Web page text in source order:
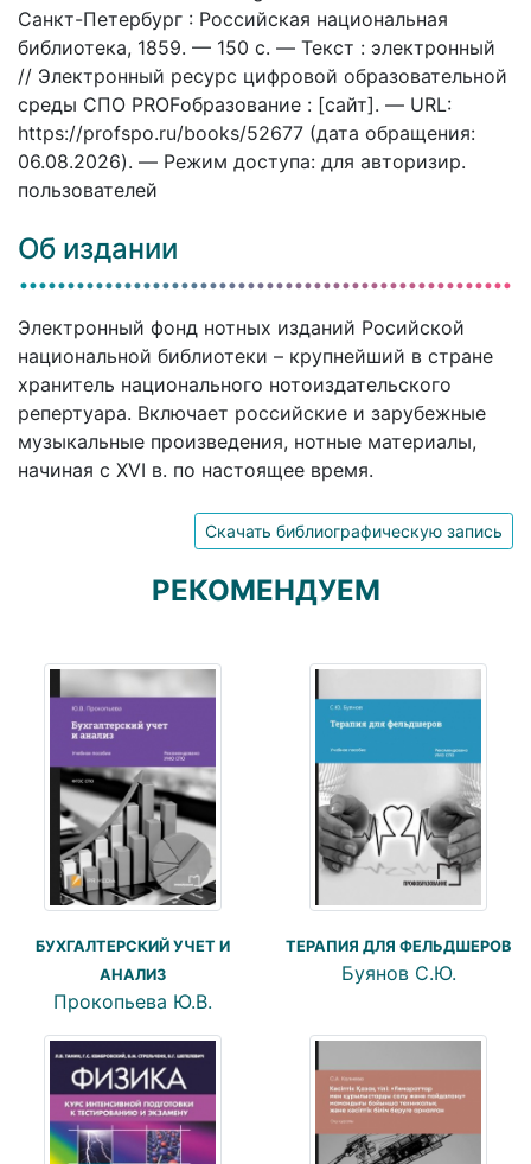
Санкт-Петербург : Российская национальная
библиотека, 1859. — 150 c. — Текст : электронный
// Электронный ресурс цифровой образовательной
среды СПО PROFобразование : [сайт]. — URL:
https://profspo.ru/books/52677 (дата обращения:
06.08.2026). — Режим доступа: для авторизир.
пользователей
Об издании
Электронный фонд нотных изданий Росийской
национальной библиотеки – крупнейший в стране
хранитель национального нотоиздательского
репертуара. Включает российские и зарубежные
музыкальные произведения, нотные материалы,
начиная с XVI в. по настоящее время.
Скачать библиографическую запись
РЕКОМЕНДУЕМ
БУХГАЛТЕРСКИЙ УЧЕТ И
АНАЛИЗ
Прокопьева Ю.В.
ТЕРАПИЯ ДЛЯ ФЕЛЬДШЕРОВ
Буянов С.Ю.